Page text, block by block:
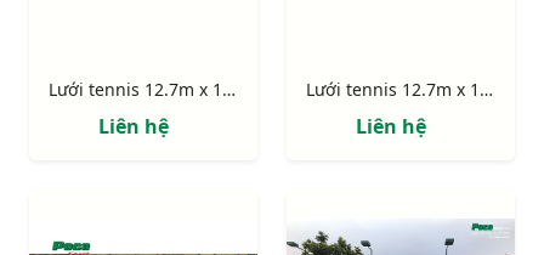
Lưới tennis 12.7m x 1.07m, vắt sổ xung quanh 313348
Liên hệ
Lưới tennis 12.7m x 1.07m, vắt sổ xung quanh 312648
Liên hệ